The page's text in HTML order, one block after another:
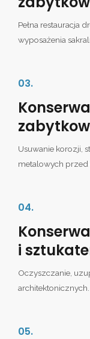
Pełna restauracja
wyposażenia
03.
Usuwanie korozji,
metalowych przed
04.
i
Oczyszczanie,
architektonicznych.
05.